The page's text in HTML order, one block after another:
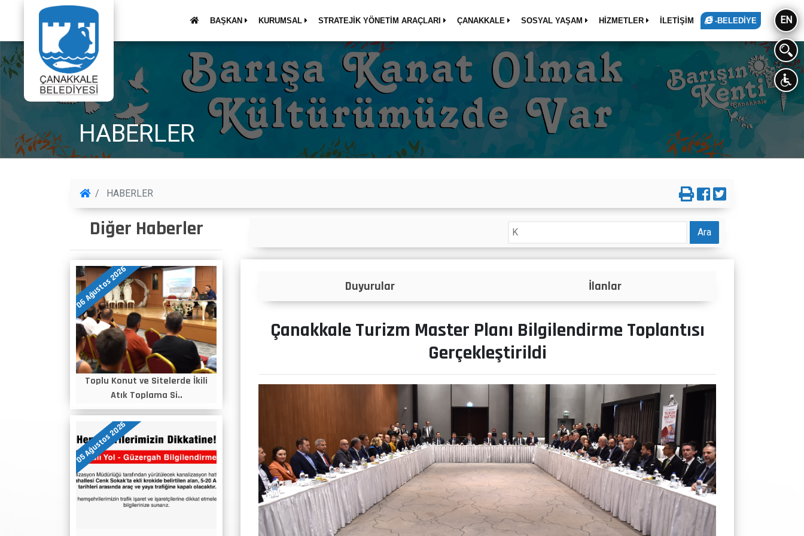
BAŞKAN KURUMSAL STRATEJİK YÖNETİM ARAÇLARI ÇANAKKALE SOSYAL YAŞAM HİZMETLER İLETİŞİM -BELEDİYE EN
HABERLER
HABERLER
Diğer Haberler
06 Ağustos 2026
Toplu Konut ve Sitelerde İkili
Atık Toplama Si..
05 Ağustos 2026
Ara
Duyurular İlanlar Projeler
Çanakkale Turizm Master Planı Bilgilendirme Toplantısı
Gerçekleştirildi